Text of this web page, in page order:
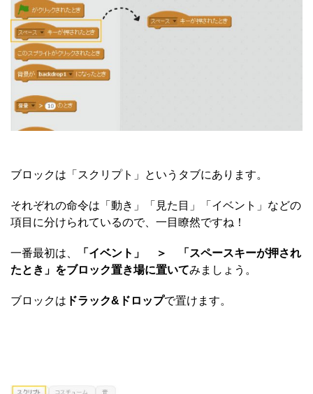
ブロックは「スクリプト」というタブにあります。
それぞれの命令は「動き」「見た目」「イベント」などの
項目に分けられているので、一目瞭然ですね！
一番最初は、
「イベント」 ＞ 「スペースキーが押され
たとき」をブロック置き場に置いてみましょう。
ブロックは ドラック&ドロップで置けます。